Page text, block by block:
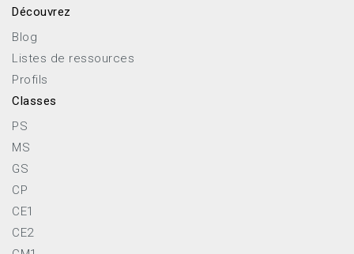
Découvrez
Blog
Listes de ressources
Profils
Classes
PS
MS
GS
CP
CE1
CE2